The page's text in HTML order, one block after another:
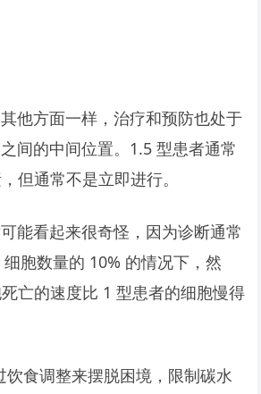
他方面一样，治疗和预防也处于
间的中间位置。1.5 型患者通常
但通常不是立即进行。
能看起来很奇怪，因为诊断通常
胞数量的 10% 的情况下，然
亡的速度比 1 型患者的细胞慢得
饮食调整来摆脱困境，限制碳水